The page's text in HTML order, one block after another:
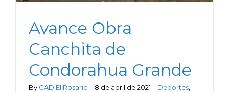
Avance Obra
Canchita de
Condorahua Grande
By GAD El Rosario | 8 de abril de 2021 | Deportes